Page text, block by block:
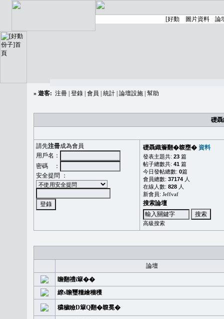
» 遊客: 注冊 登錄 會員 統計 論壇設施 幫助
礎
請先注冊成為會員
用戶名：
密碼 ：
安全提問 ：
礎聶織簷翻�䪖壅� 資料
發表主題共: 23 篇
帖子總數共: 41 篇
今日發帖總數: 0篇
會員總數: 37174 人
在線人數: 828 人
新會員: Jeffvaf
搜索論壇
高級搜索
論壇
瞻翻禮i簞��
繚s瞻璽糧繪穡穫
穠穢瞼D簞Q翻�䪖冕�